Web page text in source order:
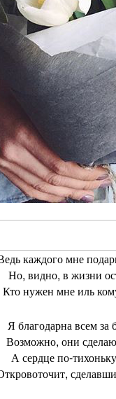
каждого мне
Но, видно, в жизни
Кто нужен мне иль
Я благодарна всем за
Возможно, они
А сердце по-